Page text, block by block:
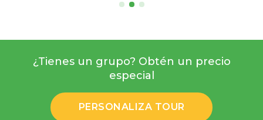
¿Tienes un grupo? Obtén un precio
especial
PERSONALIZA TOUR